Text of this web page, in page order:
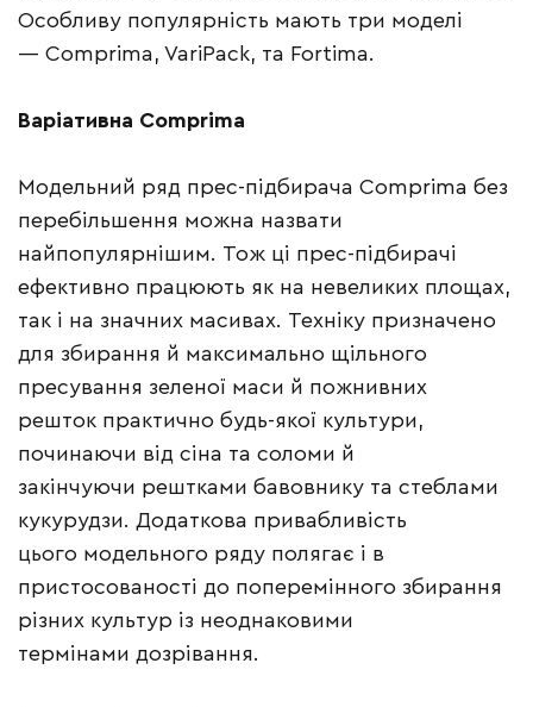
Особливу популярність мають три моделі
— Comprima, VariPack, та Fortima.
Варіативна Comprima
Модельний ряд прес-підбирача Comprima без
перебільшення можна назвати
найпопулярнішим. Тож ці прес-підбирачі
ефективно працюють як на невеликих площах,
так і на значних масивах. Техніку призначено
для збирання й максимально щільного
пресування зеленої маси й пожнивних
решток практично будь-якої культури,
починаючи від сіна та соломи й
закінчуючи рештками бавовнику та стеблами
кукурудзи. Додаткова привабливість
цього модельного ряду полягає і в
пристосованості до поперемінного збирання
різних культур із неоднаковими
термінами дозрівання.